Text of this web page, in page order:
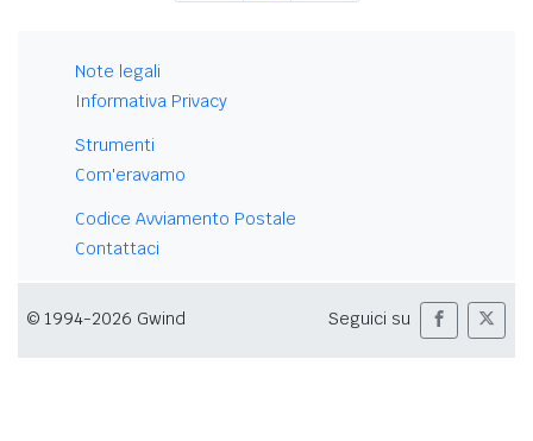
Note legali
Informativa Privacy
Strumenti
Com'eravamo
Codice Avviamento Postale
Contattaci
© 1994-2026 Gwind Seguici su